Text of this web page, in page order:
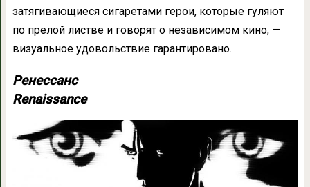
затягивающиеся сигаретами герои, которые гуляют
по прелой листве и говорят о независимом кино, —
визуальное удовольствие гарантировано.
Ренессанс
Renaissance